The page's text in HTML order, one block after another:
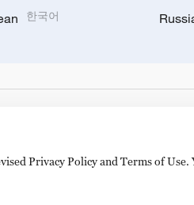
한국어
Privacy Policy and Terms of Use.